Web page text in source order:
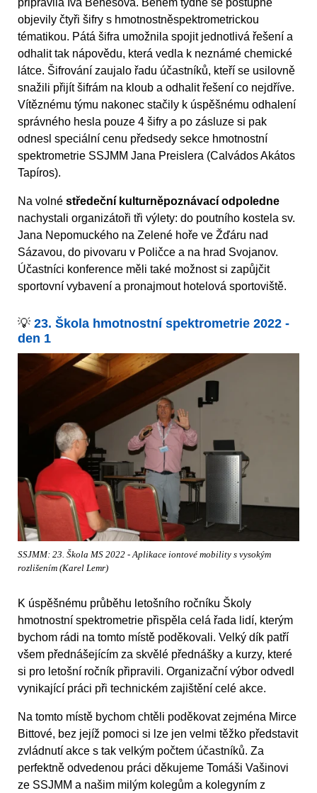
objevily čtyři šifry s hmotnostněspektrometrickou
tématikou. Pátá šifra umožnila spojit jednotlivá řešení a
odhalit tak nápovědu, která vedla k neznámé chemické
látce. Šifrování zaujalo řadu účastníků, kteří se usilovně
snažili přijít šifrám na kloub a odhalit řešení co nejdříve.
Vítěznému týmu nakonec stačily k úspěšnému odhalení
správného hesla pouze 4 šifry a po zásluze si pak
odnesl speciální cenu předsedy sekce hmotnostní
spektrometrie SSJMM Jana Preislera (Calvádos Akátos
Tapíros).
Na volné středeční kulturněpoznávací odpoledne
nachystali organizátoři tři výlety: do poutního kostela sv.
Jana Nepomuckého na Zelené hoře ve Žďáru nad
Sázavou, do pivovaru v Poličce a na hrad Svojanov.
Účastníci konference měli také možnost si zapůjčit
sportovní vybavení a pronajmout hotelová sportoviště.
💡 23. Škola hmotnostní spektrometrie 2022 -
den 1
SSJMM: 23. Škola MS 2022 - Aplikace iontové mobility s vysokým
rozlišením (Karel Lemr)
K úspěšnému průběhu letošního ročníku Školy
hmotnostní spektrometrie přispěla celá řada lidí, kterým
bychom rádi na tomto místě poděkovali. Velký dík patří
všem přednášejícím za skvělé přednášky a kurzy, které
si pro letošní ročník připravili. Organizační výbor odvedl
vynikající práci při technickém zajištění celé akce.
Na tomto místě bychom chtěli poděkovat zejména Mirce
Bittové, bez jejíž pomoci si lze jen velmi těžko představit
zvládnutí akce s tak velkým počtem účastníků. Za
perfektně odvedenou práci děkujeme Tomáši Vašinovi
ze SSJMM a našim milým kolegům a kolegyním z